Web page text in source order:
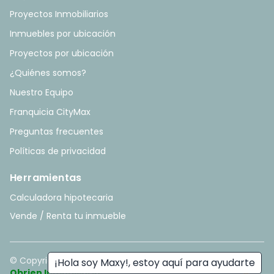
¡Hola soy Maxy!, estoy aquí para ayudarte
Proyectos Inmobiliarios
Inmuebles por ubicación
Proyectos por ubicación
¿Quiénes somos?
Nuestro Equipo
Franquicia CityMax
Preguntas frecuentes
Políticas de privacidad
Herramientas
Calculadora hipotecaria
Vende / Renta tu inmueble
© Copyright2026. All rights reserved. - Hecho con ❤️ por